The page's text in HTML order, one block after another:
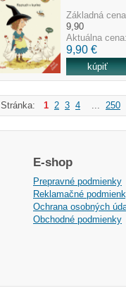
Základná
9,90
Aktuálna
9,90 €
Stránka: 1 2 3 4 ... 250
E-shop
Prepravné podmienky
Reklamačné
Ochrana osobných
Obchodné podmienky